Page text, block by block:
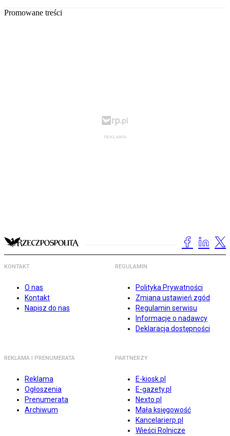
Promowane treści
KONTAKT
O nas
Kontakt
Napisz do nas
REGULAMIN
Polityka Prywatności
Zmiana ustawień zgód
Regulamin serwisu
Informacje o nadawcy
Deklaracja dostępności
REKLAMA I PRENUMERATA
Reklama
Ogłoszenia
Prenumerata
Archiwum
PARTNERZY
E-kiosk.pl
E-gazety.pl
Nexto.pl
Mała księgowość
Kancelarierp.pl
Wieści Rolnicze